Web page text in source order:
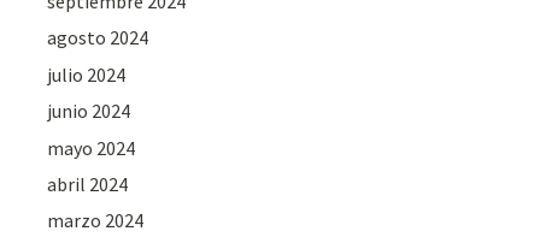
agosto 2024
julio 2024
junio 2024
mayo 2024
abril 2024
marzo 2024